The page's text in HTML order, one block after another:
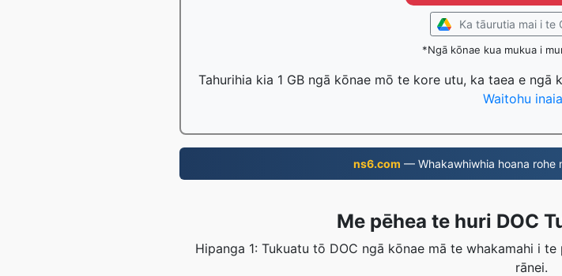
Ka tāurutia mai i te
*Ngā kōnae kua mukua i
Tahurihia kia 1 GB ngā kōnae mō te kore utu, ka taea e
Waitohu
ns6.com — Whakawhiwhia hoana rohe
Me pēhea te huri DOC
Hipanga 1: Tukuatu tō DOC ngā kōnae mā te whakamahi i
rānei.